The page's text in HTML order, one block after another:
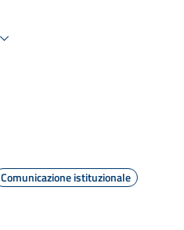
Comunicazione istituzionale